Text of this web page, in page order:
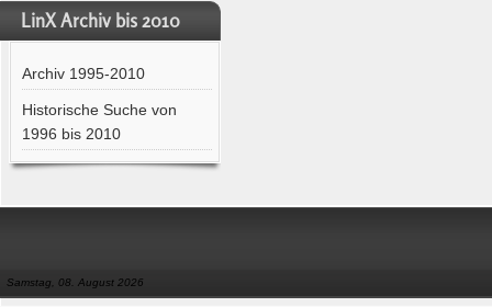
LinX Archiv bis 2010
Archiv 1995-2010
Historische Suche von
1996 bis 2010
Samstag, 08. August 2026